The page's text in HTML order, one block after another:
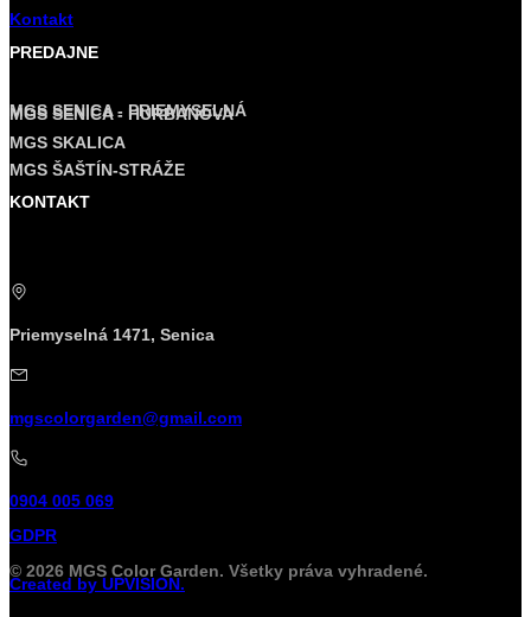
Kontakt
PREDAJNE
MGS SENICA - PRIEMYSELNÁ
MGS SENICA - HURBANOVA
MGS SKALICA
MGS ŠAŠTÍN-STRÁŽE
KONTAKT
Priemyselná 1471, Senica
mgscolorgarden@gmail.com
0904 005 069
GDPR
© 2026 MGS Color Garden. Všetky práva vyhradené.
Created by UPVISION.